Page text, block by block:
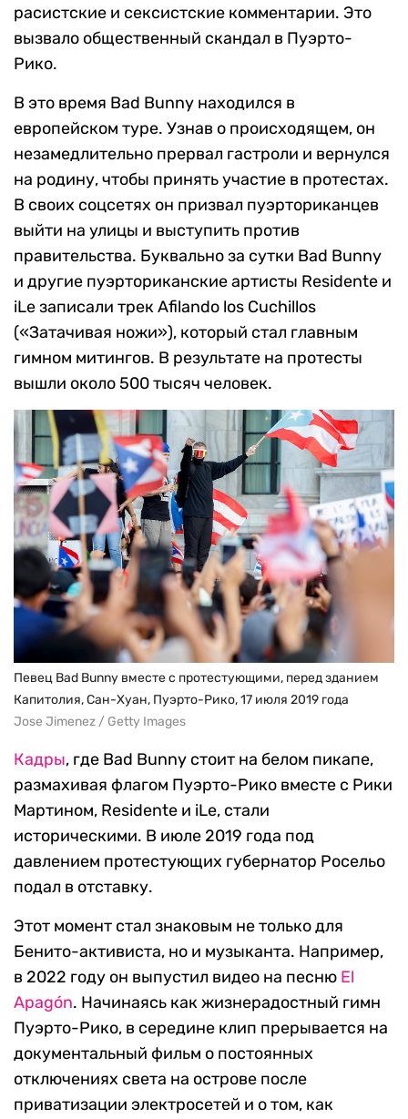
расистские и сексистские комментарии. Это
вызвало общественный скандал в Пуэрто-
Рико.
В это время Bad Bunny находился в
европейском туре. Узнав о происходящем, он
незамедлительно прервал гастроли и вернулся
на родину, чтобы принять участие в протестах.
В своих соцсетях он призвал пуэрториканцев
выйти на улицы и выступить против
правительства. Буквально за сутки Bad Bunny
и другие пуэрториканские артисты Residente и
iLe записали трек Afilando los Cuchillos
(«Затачивая ножи»), который стал главным
гимном митингов. В результате на протесты
вышли около 500 тысяч человек.
Певец Bad Bunny вместе с протестующими, перед зданием
Капитолия, Сан-Хуан, Пуэрто-Рико, 17 июля 2019 года
Jose Jimenez / Getty Images
Кадры, где Bad Bunny стоит на белом пикапе,
размахивая флагом Пуэрто-Рико вместе с Рики
Мартином, Residente и iLe, стали
историческими. В июле 2019 года под
давлением протестующих губернатор Росельо
подал в отставку.
Этот момент стал знаковым не только для
Бенито-активиста, но и музыканта. Например,
в 2022 году он выпустил видео на песню El
Apagón. Начинаясь как жизнерадостный гимн
Пуэрто-Рико, в середине клип прерывается на
документальный фильм о постоянных
отключениях света на острове после
приватизации электросетей и о том, как